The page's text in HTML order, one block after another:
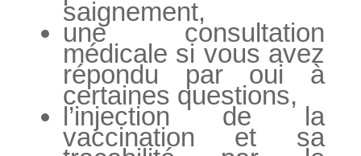
saignement,
une consultation
médicale si vous avez
répondu par oui à
certaines questions,
l’injection de la
vaccination et sa